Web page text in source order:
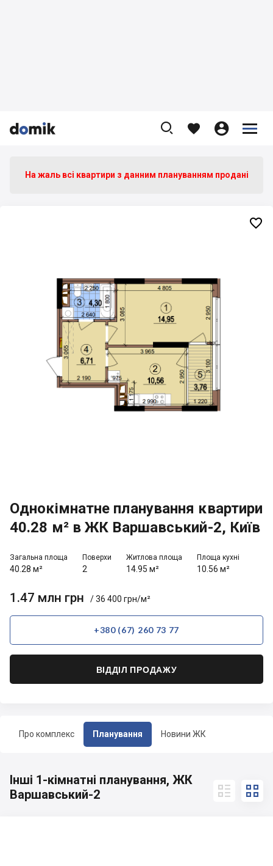


    


Про комплекс Планування Новини ЖК
На жаль всі квартири з данним плануванням продані
Однокімнатне планування квартири
40.28 м² в ЖК Варшавський-2, Київ
Загальна площа
40.28 м²
Поверхи
2
Житлова площа
14.95 м²
Площа кухні
10.56 м²
1.47 млн грн / 36 400 грн/м²
+380 (67) 260 73 77
ВІДДІЛ ПРОДАЖУ

Інші 1-кімнатні планування, ЖК
Варшавський-2
 